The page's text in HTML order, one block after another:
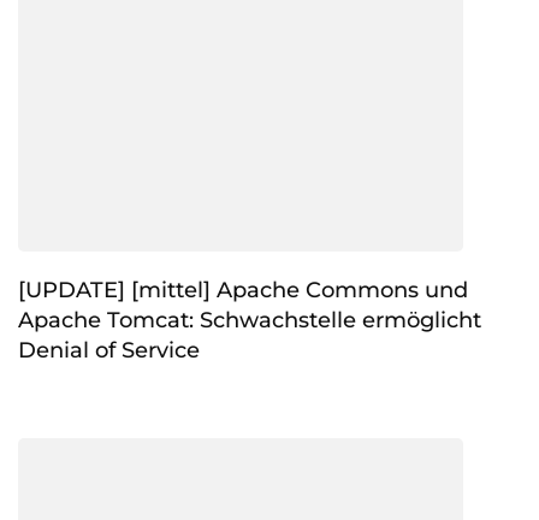
[UPDATE] [mittel] Apache Commons und
Apache Tomcat: Schwachstelle ermöglicht
Denial of Service